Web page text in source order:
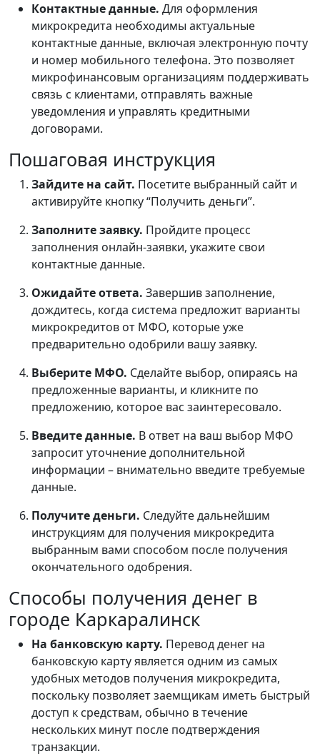
Контактные данные. Для оформления
микрокредита необходимы актуальные
контактные данные, включая электронную почту
и номер мобильного телефона. Это позволяет
микрофинансовым организациям поддерживать
связь с клиентами, отправлять важные
уведомления и управлять кредитными
договорами.
Пошаговая инструкция
Зайдите на сайт. Посетите выбранный сайт и
активируйте кнопку “Получить деньги”.
Заполните заявку. Пройдите процесс
заполнения онлайн-заявки, укажите свои
контактные данные.
Ожидайте ответа. Завершив заполнение,
дождитесь, когда система предложит варианты
микрокредитов от МФО, которые уже
предварительно одобрили вашу заявку.
Выберите МФО. Сделайте выбор, опираясь на
предложенные варианты, и кликните по
предложению, которое вас заинтересовало.
Введите данные. В ответ на ваш выбор МФО
запросит уточнение дополнительной
информации – внимательно введите требуемые
данные.
Получите деньги. Следуйте дальнейшим
инструкциям для получения микрокредита
выбранным вами способом после получения
окончательного одобрения.
Способы получения денег в
городе Каркаралинск
На банковскую карту. Перевод денег на
банковскую карту является одним из самых
удобных методов получения микрокредита,
поскольку позволяет заемщикам иметь быстрый
доступ к средствам, обычно в течение
нескольких минут после подтверждения
транзакции.